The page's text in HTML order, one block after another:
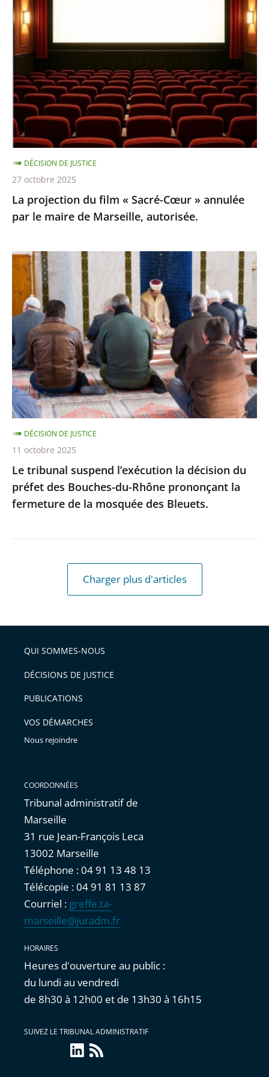
projection
du
film
«
Sacré-
Cœur
»
annulée
par
maire
Marseille,
autorisée.
La projection du film « Sacré-Cœur » annulée
par le maire de Marseille, autorisée.
DÉCISION DE JUSTICE
27 octobre 2025
Le
tribunal
suspend
l’exécution
la
décision
du
préfet
des
Bouches-
Rhône
la
fermeture
de
Le tribunal suspend l’exécution la décision du
préfet des Bouches-du-Rhône prononçant la
fermeture de la mosquée des Bleuets.
DÉCISION DE JUSTICE
11 octobre 2025
Charger plus d'articles
QUI SOMMES-NOUS
DÉCISIONS DE JUSTICE
PUBLICATIONS
VOS DÉMARCHES
Nous rejoindre
COORDONNÉES
Tribunal administratif de
Marseille
31 rue Jean-François Leca
13002 Marseille
Téléphone : 04 91 13 48 13
Télécopie : 04 91 81 13 87
Courriel : greffe.ta-
marseille@juradm.fr
HORAIRES
Heures d'ouverture au public :
du lundi au vendredi
de 8h30 à 12h00 et de 13h30 à 16h15
SUIVEZ LE TRIBUNAL ADMINISTRATIF
linkedin
Flux
RSS